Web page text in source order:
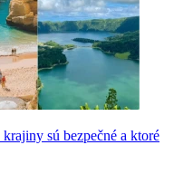
sú bezpečné a ktoré